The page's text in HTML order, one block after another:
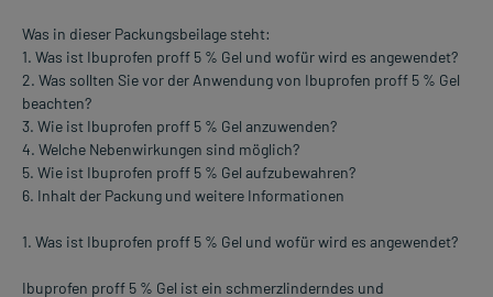
Was in dieser Packungsbeilage steht:
1. Was ist Ibuprofen proff 5 % Gel und wofür wird es angewendet?
2. Was sollten Sie vor der Anwendung von Ibuprofen proff 5 % Gel
beachten?
3. Wie ist Ibuprofen proff 5 % Gel anzuwenden?
4. Welche Nebenwirkungen sind möglich?
5. Wie ist Ibuprofen proff 5 % Gel aufzubewahren?
6. Inhalt der Packung und weitere Informationen
1. Was ist Ibuprofen proff 5 % Gel und wofür wird es angewendet?
Ibuprofen proff 5 % Gel ist ein schmerzlinderndes und